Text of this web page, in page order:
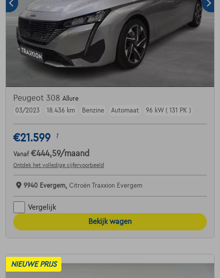
Peugeot 308 Allure
03/2023
18.436 km Benzine Automaat 96 kW ( 131 PK )
€21.599 1
Vanaf €444,59/maand
Ontdek het volledige cijfervoorbeeld
9940 Evergem, Citroën Traxxion Evergem
Vergelijk
Bekijk wagen
NIEUWE PRIJS